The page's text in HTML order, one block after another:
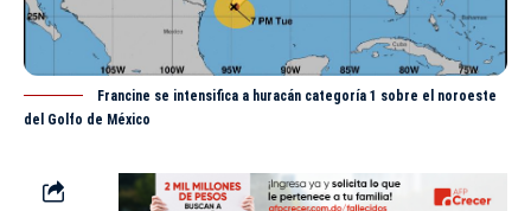
Francine se intensifica a huracán categoría 1 sobre el noroeste
del Golfo de México